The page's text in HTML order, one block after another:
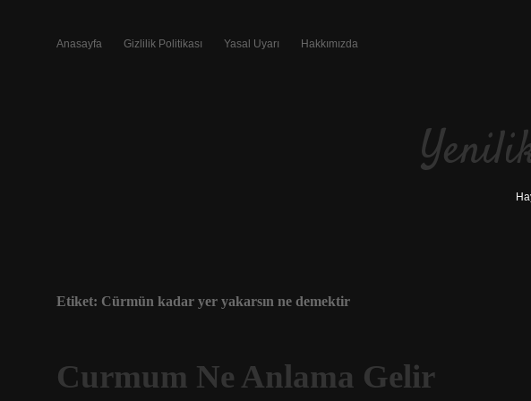
Anasayfa Gizlilik Politikası Yasal Uyarı Hakkımızda
Etiket: Cürmün kadar yer yakarsın ne demektir
Curmum Ne Anlama Gelir